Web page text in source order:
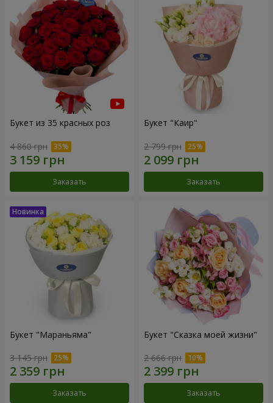
Букет из 35 красных роз
4 860 грн
Заказать
Букет "Каир"
2 799 грн
Заказать
Букет "Мараньяма"
3 145 грн
Заказать
Букет "Сказка моей жизни"
2 666 грн
Заказать